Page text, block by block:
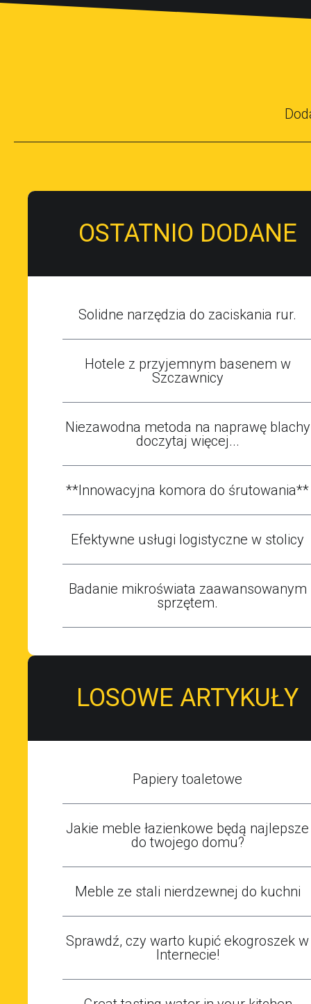
OSTATNIO DODANE
Solidne narzędzia do zaciskania rur.
Hotele z przyjemnym basenem w
Szczawnicy
Niezawodna metoda na naprawę blachy
doczytaj więcej...
**Innowacyjna komora do śrutowania**
Efektywne usługi logistyczne w stolicy
Badanie mikroświata zaawansowanym
sprzętem.
LOSOWE ARTYKUŁY
Papiery toaletowe
Jakie meble łazienkowe będą najlepsze
do twojego domu?
Meble ze stali nierdzewnej do kuchni
Sprawdź, czy warto kupić ekogroszek w
Internecie!